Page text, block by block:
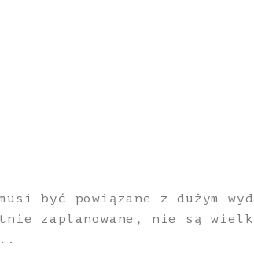
być powiązane z dużym
zaplanowane, nie są